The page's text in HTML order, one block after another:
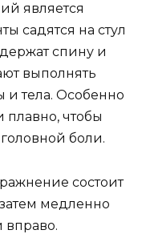
является
садятся на стул
спину и
выполнять
тела. Особенно
плавно, чтобы
боли.
состоит
медленно
вправо.